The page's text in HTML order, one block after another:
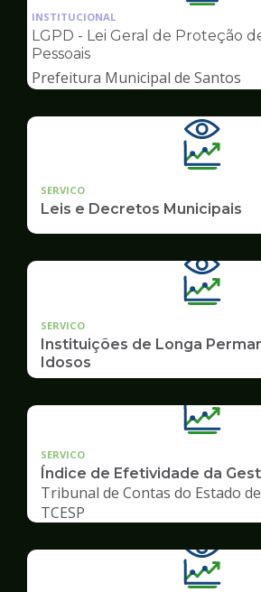
da
pagina
INSTITUCIONAL
LGPD - Lei Geral de Proteção
Pessoais
Prefeitura Municipal de Santos
SERVICO
Leis e Decretos Municipais
SERVICO
Instituições de Longa
Idosos
SERVICO
Índice de Efetividade da
Tribunal de Contas do Estado
TCESP